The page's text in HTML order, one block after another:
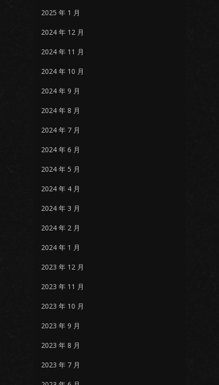
2025 年 1 月
2024 年 12 月
2024 年 11 月
2024 年 10 月
2024 年 9 月
2024 年 8 月
2024 年 7 月
2024 年 6 月
2024 年 5 月
2024 年 4 月
2024 年 3 月
2024 年 2 月
2024 年 1 月
2023 年 12 月
2023 年 11 月
2023 年 10 月
2023 年 9 月
2023 年 8 月
2023 年 7 月